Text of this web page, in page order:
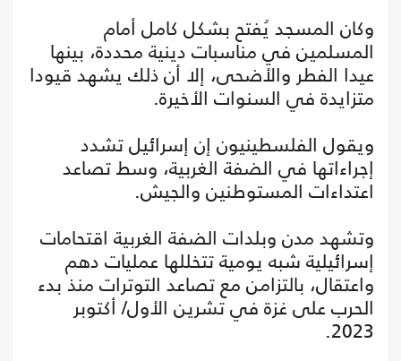
وكان المسجد يُفتح بشكل كامل أمام
المسلمين في مناسبات دينية محددة، بينها
عيدا الفطر والأضحى، إلا أن ذلك يشهد قيودا
متزايدة في السنوات الأخيرة.
ويقول الفلسطينيون إن إسرائيل تشدد
إجراءاتها في الضفة الغربية، وسط تصاعد
اعتداءات المستوطنين والجيش.
وتشهد مدن وبلدات الضفة الغربية اقتحامات
إسرائيلية شبه يومية تتخللها عمليات دهم
واعتقال، بالتزامن مع تصاعد التوترات منذ بدء
الحرب على غزة في تشرين الأول/ أكتوبر
2023.